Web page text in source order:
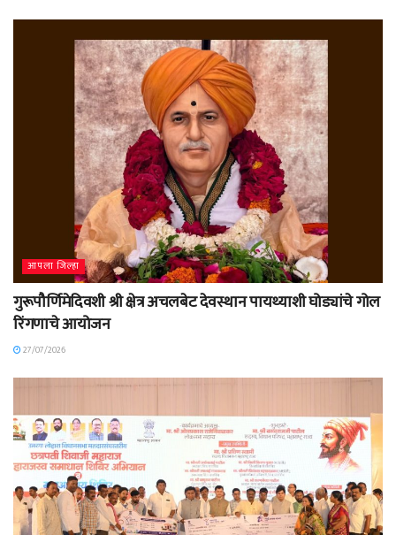
आपला जिल्हा
गुरूपौर्णिमेदिवशी श्री क्षेत्र अचलबेट देवस्थान पायथ्याशी घोड्यांचे गोल
रिंगणाचे आयोजन
27/07/2026